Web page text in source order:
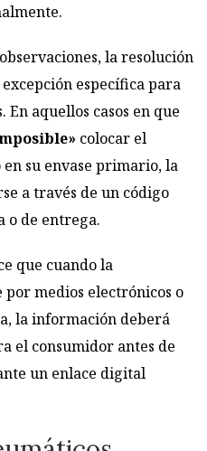
la resolución
específica para
En aquellos casos en que
colocar el
su envase primario, la
a través de un código
o de entrega.
que cuando la
medios electrónicos o
la información deberá
el consumidor antes de
un enlace digital